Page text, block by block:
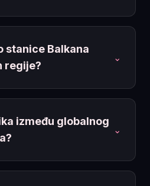
stanice Balkana
regije?
⌄
između globalnog
⌄